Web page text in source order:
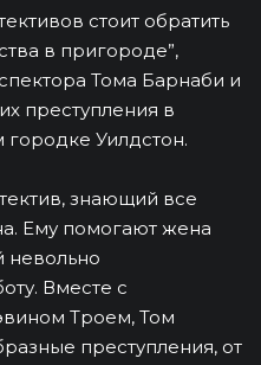
стоит обратить
в пригороде”,
Тома Барнаби и
преступления в
Уилдстон.
знающий все
Ему помогают жена
невольно
Вместе с
Троем, Том
преступления, от